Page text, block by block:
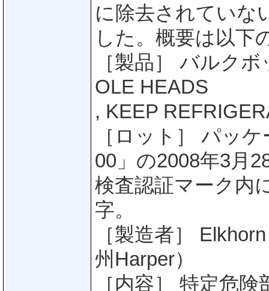
に除去されていな
した。概要は以下
［製品］ バルク
OLE HEADS
, KEEP
［ロット］ パッ
00」の2008年3月
検査認証マーク内
字。
［製造者］
州Harper）
［内容］ 特定危